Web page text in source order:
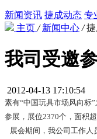
新闻资讯 捷成动态 专
主页 / 新闻中心 /
我司受邀
2012-04-13 17:10:54
素有“中国玩具市场风向标
参展，展位2370个，面积
展会期间，我公司工作人